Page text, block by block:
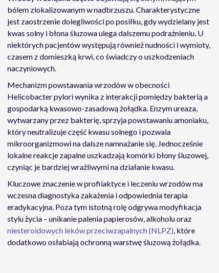
bólem zlokalizowanym w nadbrzuszu. Charakterystyczne
jest zaostrzenie dolegliwości po posiłku, gdy wydzielany jest
kwas solny i błona śluzowa ulega dalszemu podrażnieniu. U
niektórych pacjentów występują również nudności i wymioty,
czasem z domieszką krwi, co świadczy o uszkodzeniach
naczyniowych.
Mechanizm powstawania wrzodów w obecności
Helicobacter pylori wynika z interakcji pomiędzy bakterią a
gospodarką kwasowo-zasadową żołądka. Enzym ureaza,
wytwarzany przez bakterię, sprzyja powstawaniu amoniaku,
który neutralizuje część kwasu solnego i pozwala
mikroorganizmowi na dalsze namnażanie się. Jednocześnie
lokalne reakcje zapalne uszkadzają komórki błony śluzowej,
czyniąc je bardziej wrażliwymi na działanie kwasu.
Kluczowe znaczenie w profilaktyce i leczeniu wrzodów ma
wczesna diagnostyka zakażenia i odpowiednia terapia
eradykacyjna. Poza tym istotną rolę odgrywa modyfikacja
stylu życia – unikanie palenia papierosów, alkoholu oraz
niesteroidowych leków przeciwzapalnych (NLPZ), które
dodatkowo osłabiają ochronną warstwę śluzową żołądka.